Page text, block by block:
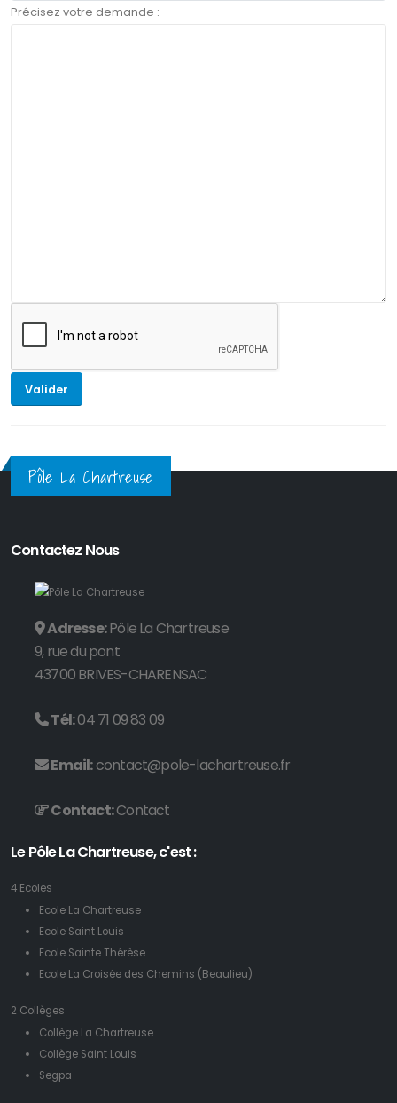
Précisez votre demande :
Valider
Pôle La Chartreuse
Contactez Nous
Adresse:Pôle La Chartreuse
9, rue du pont
43700 BRIVES-CHARENSAC
Tél:04 71 09 83 09
Email:contact@pole-lachartreuse.fr
Contact:Contact
Le Pôle La Chartreuse, c'est :
4 Ecoles
Ecole La Chartreuse
Ecole Saint Louis
Ecole Sainte Thérèse
Ecole La Croisée des Chemins (Beaulieu)
2 Collèges
Collège La Chartreuse
Collège Saint Louis
Segpa